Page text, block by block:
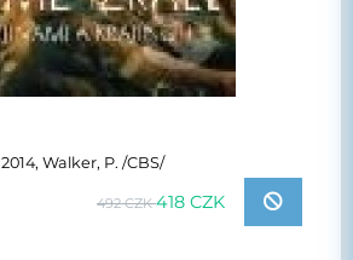
2014, Walker, P. /CBS/
492 CZK418 CZK